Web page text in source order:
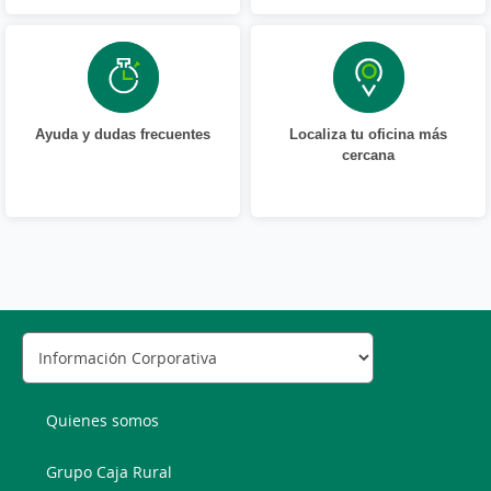
perspectiva penal al Comité de Dirección de
la Entidad, en relación a los empleados bajo
su responsabilidad, sobre posibles
comportamientos ilícitos penales y procesos
de detección y reporte establecidos.
relacionados con el mismo, adaptado a las
disposiciones normativas y a los requisitos
establecidos en la Ley 2/2023, de 20 de
personas que informen sobre infracciones
normativas y de lucha contra la corrupción,
Ayuda y dudas frecuentes
Localiza tu oficina más
cercana
Quienes somos
Grupo Caja Rural